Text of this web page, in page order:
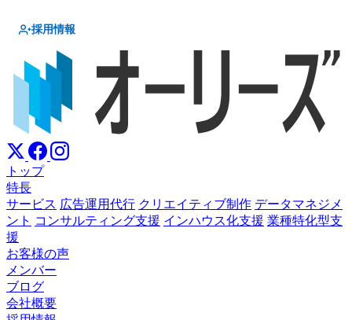
採用情報
トップ
特長
サービス 広告運用代行 クリエイティブ制作 データマネジメ
ント コンサルティング支援 インハウス化支援 業種特化型支
援
お客様の声
メンバー
ブログ
会社概要